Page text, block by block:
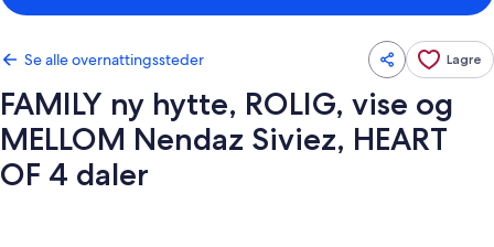
Se alle overnattingssteder Lagre
FAMILY ny hytte, ROLIG, vise og
MELLOM Nendaz Siviez, HEART
OF 4 daler